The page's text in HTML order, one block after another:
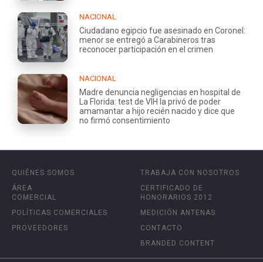
NACIONAL
Ciudadano egipcio fue asesinado en Coronel:
menor se entregó a Carabineros tras
reconocer participación en el crimen
NACIONAL
Madre denuncia negligencias en hospital de
La Florida: test de VIH la privó de poder
amamantar a hijo recién nacido y dice que
no firmó consentimiento
QUIÉNES SOMOS
ÁREA
COMERCIAL
POLÍTICAS COMERCIALES
PROVEEDORES
TRABAJA CON NOSOTROS
CERTIFICADO DE
HONORARIOS 2012
MEDICIÓN ANTENAS
CONTACTO
BRANDED CONTENT